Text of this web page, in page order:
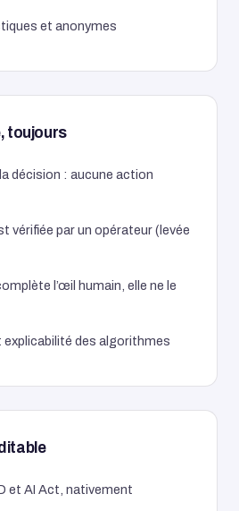
et anonymes
toujours
décision : aucune action
vérifiée par un opérateur (levée
l’œil humain, elle ne le
explicabilité des algorithmes
et AI Act, nativement